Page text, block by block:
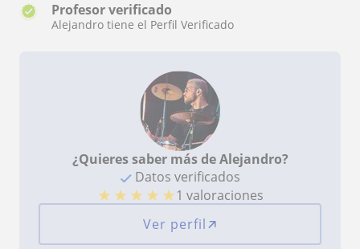
Profesor verificado
Alejandro tiene el Perfil Verificado
¿Quieres saber más de Alejandro?
Datos verificados
★ ★ ★ ★ ★1 valoraciones
Ver perfil